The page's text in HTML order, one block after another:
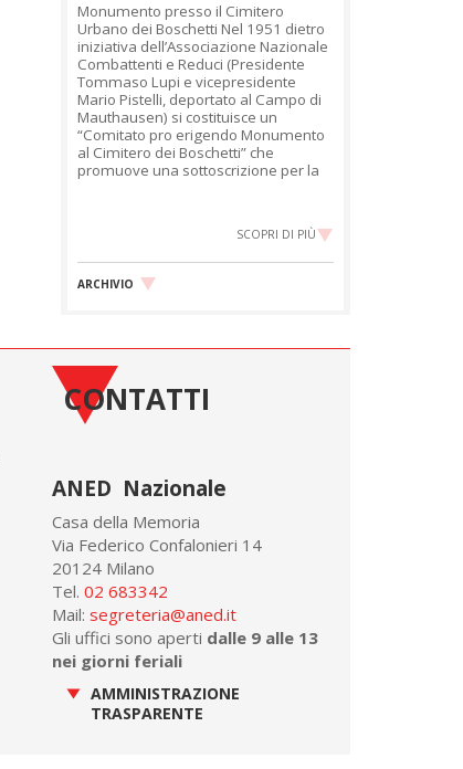
Monumento presso il Cimitero
Urbano dei Boschetti Nel 1951 dietro
iniziativa dell’Associazione Nazionale
Combattenti e Reduci (Presidente
Tommaso Lupi e vicepresidente
Mario Pistelli, deportato al Campo di
Mauthausen) si costituisce un
“Comitato pro erigendo Monumento
al Cimitero dei Boschetti” che
promuove una sottoscrizione per la
SCOPRI DI PIÙ
ARCHIVIO
CONTATTI
ANED Nazionale
Casa della Memoria
Via Federico Confalonieri 14
20124 Milano
Tel. 02 683342
Mail: segreteria@aned.it
Gli uffici sono aperti dalle 9 alle 13
nei giorni feriali
AMMINISTRAZIONE
TRASPARENTE